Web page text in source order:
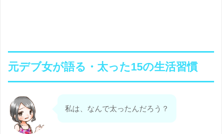
元デブ女が語る・太った15の生活習慣
私は、なんで太ったんだろう？